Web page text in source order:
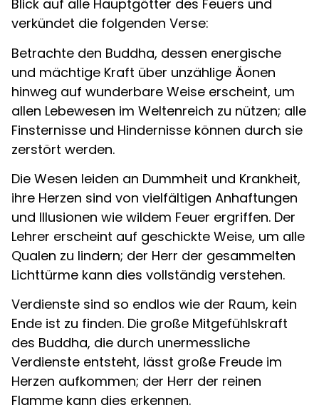
Blick auf alle Hauptgötter des Feuers und
verkündet die folgenden Verse:
Betrachte den Buddha, dessen energische
und mächtige Kraft über unzählige Äonen
hinweg auf wunderbare Weise erscheint, um
allen Lebewesen im Weltenreich zu nützen; alle
Finsternisse und Hindernisse können durch sie
zerstört werden.
Die Wesen leiden an Dummheit und Krankheit,
ihre Herzen sind von vielfältigen Anhaftungen
und Illusionen wie wildem Feuer ergriffen. Der
Lehrer erscheint auf geschickte Weise, um alle
Qualen zu lindern; der Herr der gesammelten
Lichttürme kann dies vollständig verstehen.
Verdienste sind so endlos wie der Raum, kein
Ende ist zu finden. Die große Mitgefühlskraft
des Buddha, die durch unermessliche
Verdienste entsteht, lässt große Freude im
Herzen aufkommen; der Herr der reinen
Flamme kann dies erkennen.